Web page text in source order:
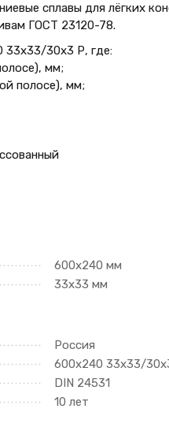
сплавы для лёгких
ГОСТ 23120-78.
33х33/30х3 Р, где:
мм;
полосе), мм;
600х240 мм
33х33 мм
Россия
600х240 33х33/
DIN 24531
10 лет